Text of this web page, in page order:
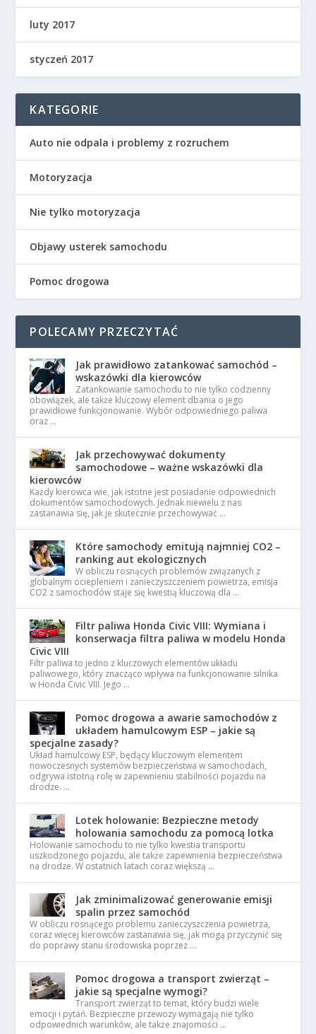
luty 2017
styczeń 2017
KATEGORIE
Auto nie odpala i problemy z rozruchem
Motoryzacja
Nie tylko motoryzacja
Objawy usterek samochodu
Pomoc drogowa
POLECAMY PRZECZYTAĆ
Jak prawidłowo zatankować samochód –
wskazówki dla kierowców
Zatankowanie samochodu to nie tylko codzienny
obowiązek, ale także kluczowy element dbania o jego
prawidłowe funkcjonowanie. Wybór odpowiedniego paliwa
oraz …
Jak przechowywać dokumenty
samochodowe – ważne wskazówki dla
kierowców
Każdy kierowca wie, jak istotne jest posiadanie odpowiednich
dokumentów samochodowych. Jednak niewielu z nas
zastanawia się, jak je skutecznie przechowywać …
Które samochody emitują najmniej CO2 –
ranking aut ekologicznych
W obliczu rosnących problemów związanych z
globalnym ociepleniem i zanieczyszczeniem powietrza, emisja
CO2 z samochodów staje się kwestią kluczową dla …
Filtr paliwa Honda Civic VIII: Wymiana i
konserwacja filtra paliwa w modelu Honda
Civic VIII
Filtr paliwa to jedno z kluczowych elementów układu
paliwowego, który znacząco wpływa na funkcjonowanie silnika
w Honda Civic VIII. Jego …
Pomoc drogowa a awarie samochodów z
układem hamulcowym ESP – jakie są
specjalne zasady?
Układ hamulcowy ESP, będący kluczowym elementem
nowoczesnych systemów bezpieczeństwa w samochodach,
odgrywa istotną rolę w zapewnieniu stabilności pojazdu na
drodze. …
Lotek holowanie: Bezpieczne metody
holowania samochodu za pomocą lotka
Holowanie samochodu to nie tylko kwestia transportu
uszkodzonego pojazdu, ale także zapewnienia bezpieczeństwa
na drodze. W ostatnich latach coraz większą …
Jak zminimalizować generowanie emisji
spalin przez samochód
W obliczu rosnącego problemu zanieczyszczenia powietrza,
coraz więcej kierowców zastanawia się, jak mogą przyczynić się
do poprawy stanu środowiska poprzez …
Pomoc drogowa a transport zwierząt –
jakie są specjalne wymogi?
Transport zwierząt to temat, który budzi wiele
emocji i pytań. Bezpieczne przewozy wymagają nie tylko
odpowiednich warunków, ale także znajomości …